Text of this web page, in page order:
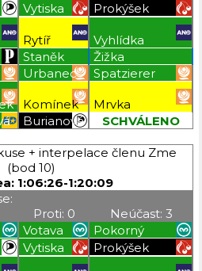
Vytiska
Prokýšek
Rytíř
Vyhlídka
Staněk
Žižka
Urbanec
Spatzierer
Komínek
Mrvka
Burianová
SCHVÁLENO
+ interpelace členu Zme
(bod 10)
1:06:26-1:20:09
Proti: 0
Neúčast: 3
Votava
Pokorný
Vytiska
Prokýšek